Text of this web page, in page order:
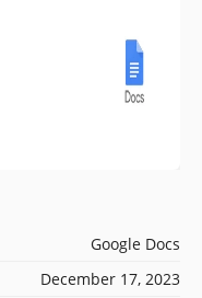
Google Docs
December 17, 2023